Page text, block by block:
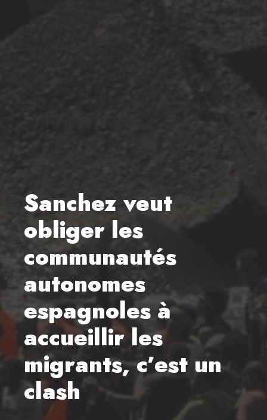
Sanchez veut
obliger les
communautés
autonomes
espagnoles à
accueillir les
migrants, c’est un
clash